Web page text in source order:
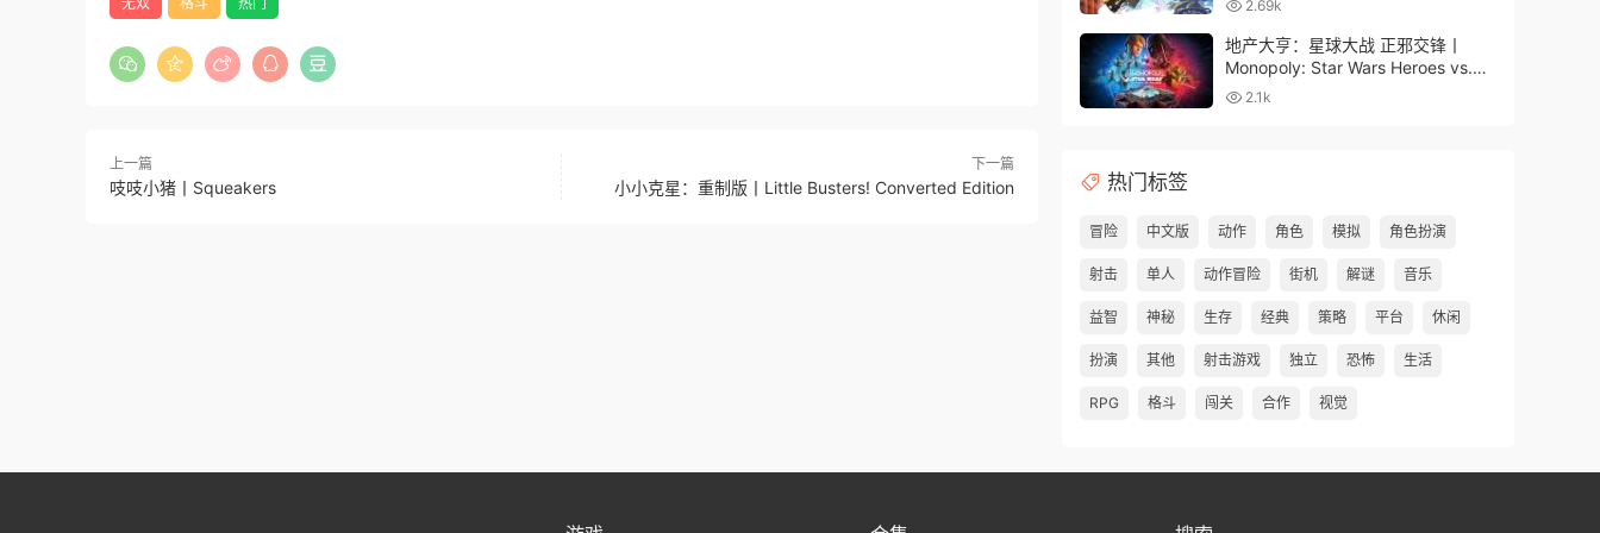
上一篇
吱吱小猪丨Squeakers
下一篇
小小克星：重制版丨Little Busters! Converted Edition
2.69k
地产大亨：星球大战 正邪交锋丨
Monopoly: Star Wars Heroes vs.
Villains
2.1k
热门标签
冒险 中文版 动作 角色 模拟 角色扮演
射击 单人 动作冒险 街机 解谜 音乐
益智 神秘 生存 经典 策略 平台 休闲
扮演 其他 射击游戏 独立 恐怖 生活
RPG 格斗 闯关 合作 视觉